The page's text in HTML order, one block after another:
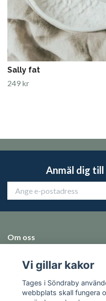
Sally fat
249 kr
Anmäl dig
Om oss
Emballage
Sociala medier
Vi gillar kakor
Tages i Söndraby
webbplats skall fungera